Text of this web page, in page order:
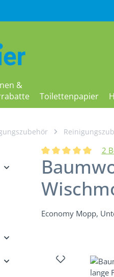
&
Toilettenpapier
Durchschnittliche
2
Economy Mopp,
Bildergalerie